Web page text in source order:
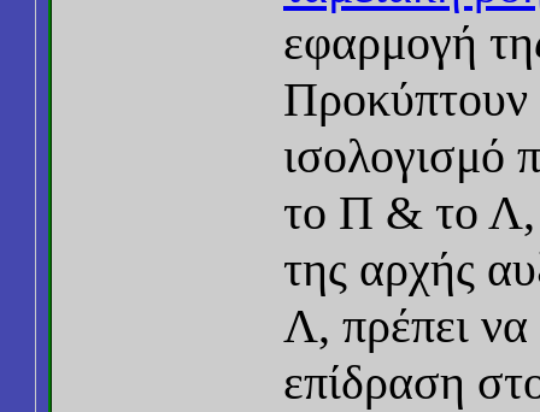
εφαρμογή
Προκύπτουν
ισολογισμό
το Π & το Λ,
της αρχής
Λ, πρέπει να
επίδραση